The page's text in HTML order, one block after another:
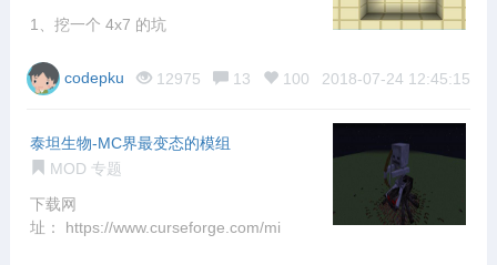
1、挖一个 4x7 的坑
codepku 12975 13 100 2018-07-24 12:45:15
泰坦生物-MC界最变态的模组
MOD 专题
下载网
址： https://www.curseforge.com/mi